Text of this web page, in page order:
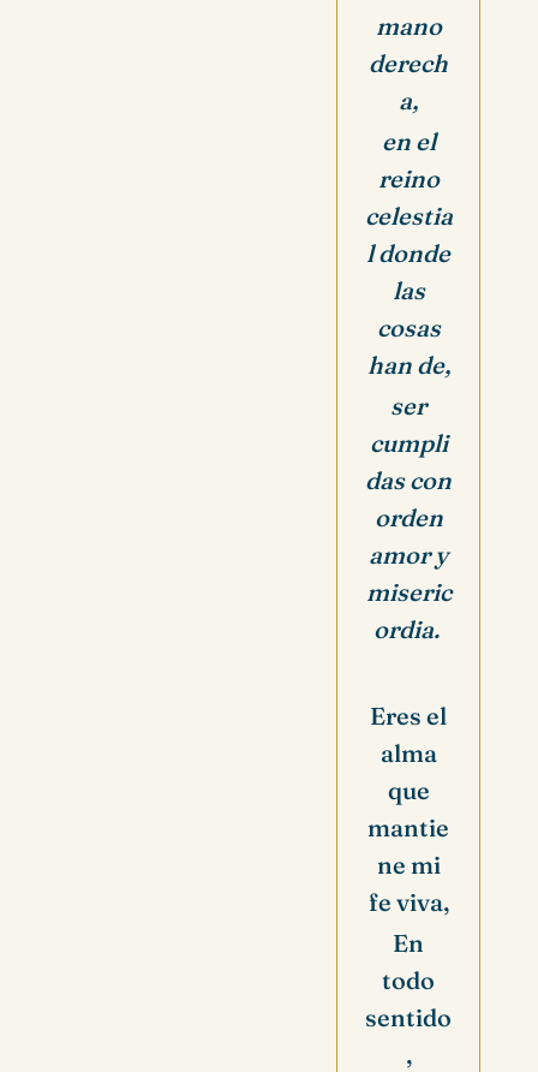
mano
derech
a,
en el
reino
celestia
l donde
las
cosas
han de,
ser
cumpli
das con
orden
amor y
miseric
ordia.
Eres el
alma
que
mantie
ne mi
fe viva,
En
todo
sentido
,